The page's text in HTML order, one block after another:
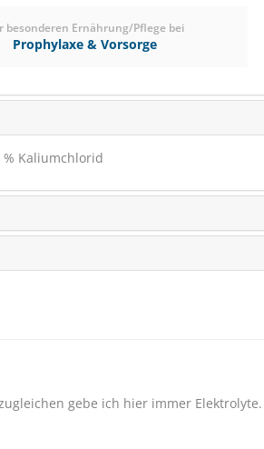
besonderen Ernährung/Pflege bei
Prophylaxe & Vorsorge
Kaliumchlorid
gebe ich hier immer Elektrolyte.
Höveler Pur.Gastro 20 kg
SPARE BIS€ 5,-
ab € 30,101